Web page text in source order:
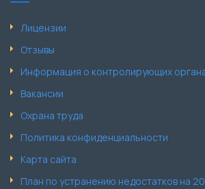
Лицензии
Отзывы
Информация о контролирующих
Вакансии
Охрана труда
Политика конфиденциальности
Карта сайта
План по устранению недостатков на